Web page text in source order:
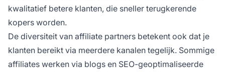
kwalitatief betere klanten, die sneller terugkerende
kopers worden.
De diversiteit van affiliate partners betekent ook dat je
klanten bereikt via meerdere kanalen tegelijk. Sommige
affiliates werken via blogs en SEO-geoptimaliseerde